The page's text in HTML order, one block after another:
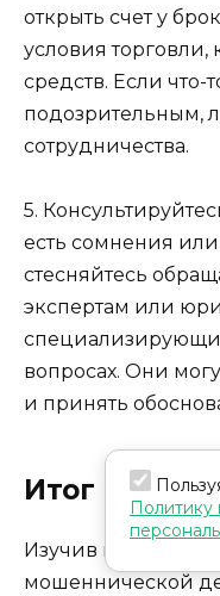
открыть счет у
условия
средств. Если
подозрительным,
сотрудничества.
5.
есть сомнения
стесняйтесь
экспертам или
вопросах. Они
и принять
Итог
Изучив
мошеннической